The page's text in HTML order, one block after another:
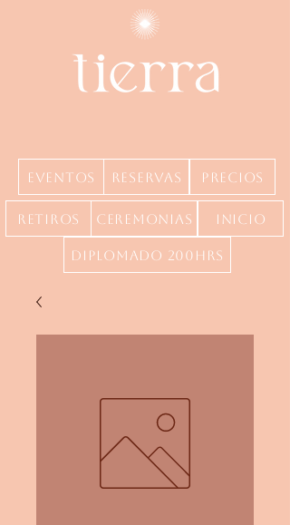
Reservas
Eventos precios
Ceremonias
Retiros inicio
Diplomado 200hrs